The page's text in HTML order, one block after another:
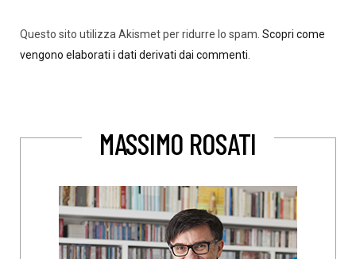
Questo sito utilizza Akismet per ridurre lo spam. Scopri come
vengono elaborati i dati derivati dai commenti
MASSIMO ROSATI